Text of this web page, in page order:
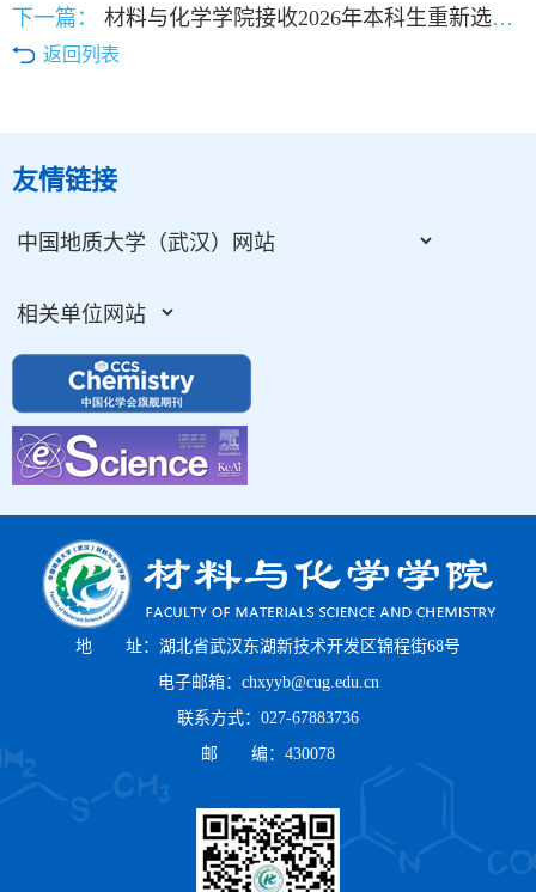
下一篇：
材料与化学学院接收2026年本科生重新选择大类学生名单公示
返回列表
友情链接
地 址：湖北省武汉东湖新技术开发区锦程街68号
电子邮箱：chxyyb@cug.edu.cn
联系方式：027-67883736
邮 编：430078